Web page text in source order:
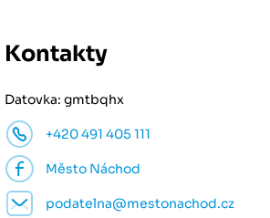
Kontakty
Datovka: gmtbqhx
+420 491 405 111
Město Náchod
podatelna@mestonachod.cz